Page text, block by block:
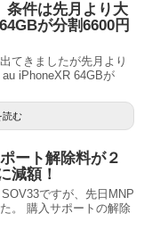
条件は先月より大
が分割6600円
てきましたが先月より
iPhoneXR 64GBが
読む
ート解除料が２
減額！
ですが、先日MNP
。 購入サポートの解除